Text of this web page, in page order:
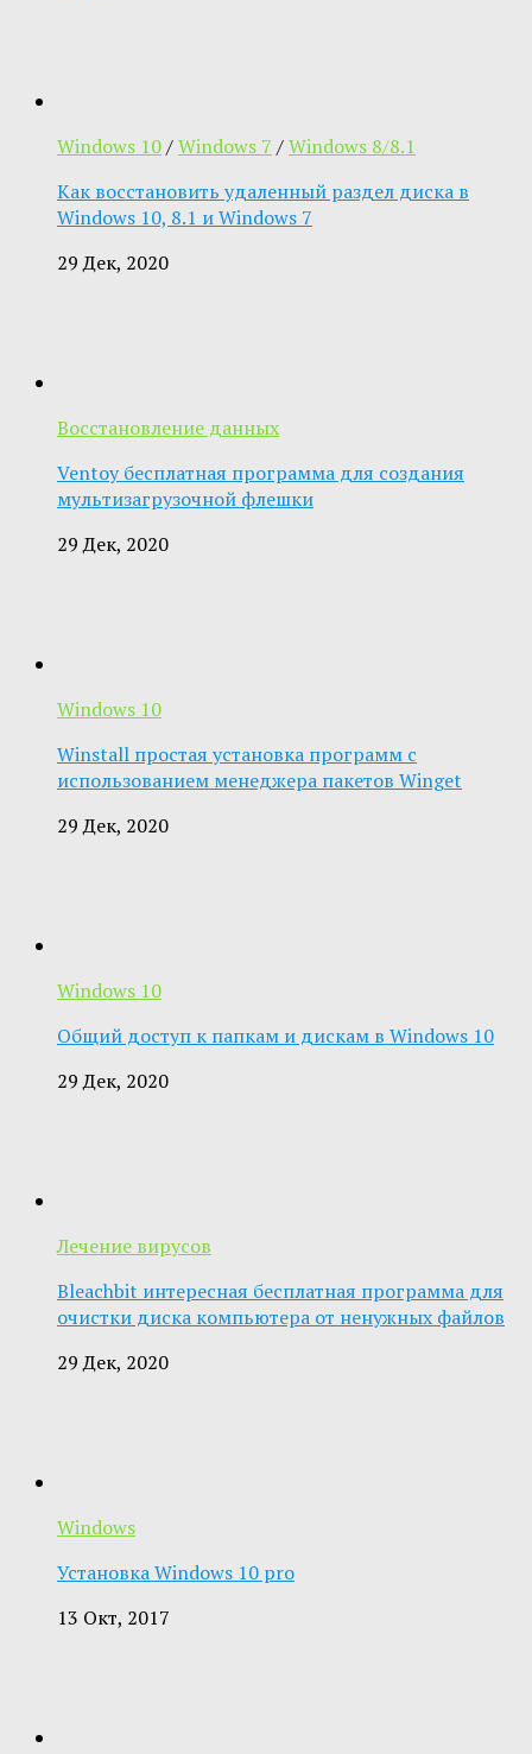
Windows 10/Windows 7 /Windows 8/8.1
Как восстановить удаленный раздел диска в
Windows 10, 8.1 и Windows 7
29 Дек, 2020
Восстановление данных
Ventoy бесплатная программа для создания
мультизагрузочной флешки
29 Дек, 2020
Windows 10
Winstall простая установка программ с
использованием менеджера пакетов Winget
29 Дек, 2020
Windows 10
Общий доступ к папкам и дискам в Windows 10
29 Дек, 2020
Лечение вирусов
Bleachbit интересная бесплатная программа для
очистки диска компьютера от ненужных файлов
29 Дек, 2020
Windows
Установка Windows 10 pro
13 Окт, 2017